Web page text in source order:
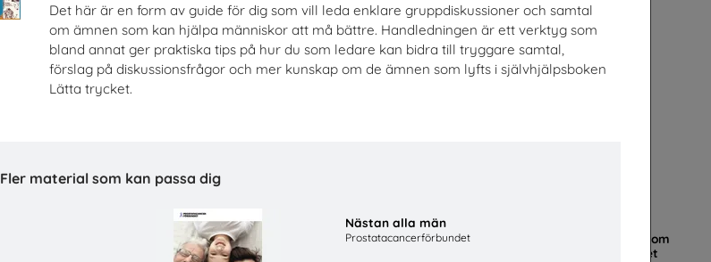
Det här är en form av guide för dig som vill leda enklare gruppdiskussioner och samtal
om ämnen som kan hjälpa människor att må bättre. Handledningen är ett verktyg som
bland annat ger praktiska tips på hur du som ledare kan bidra till tryggare samtal,
förslag på diskussionsfrågor och mer kunskap om de ämnen som lyfts i självhjälpsboken
Lätta trycket.
Fler material som kan passa dig
Nästan alla män
Prostatacancerförbundet
En match för livet
Tobiasregistret
Mer än en fluga - Lärarhandledning om
barns och ungas trygghet på nätet